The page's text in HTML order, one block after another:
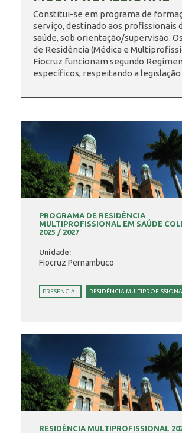
INSCRIÇÃO E SELEÇÃO
Constitui-se em programa de
serviço, destinado aos profissionais
saúde, sob orientação/supervisão.
de Residência (Médica e
Fiocruz funcionam segundo
específicos, respeitando a
PROGRAMA DE RESIDÊNCIA
MULTIPROFISSIONAL EM SAÚDE
2025 / 2027
Unidade:
Fiocruz Pernambuco
PRESENCIAL RESIDÊNCIA
RESIDÊNCIA MULTIPROFISSIONAL